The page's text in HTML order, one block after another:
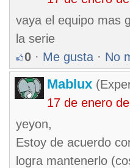
vaya el equipo mas
la serie
0 · Me gusta · No
Mablux
17 de enero
yeyon,
Estoy de acuerdo
logra mantenerlo